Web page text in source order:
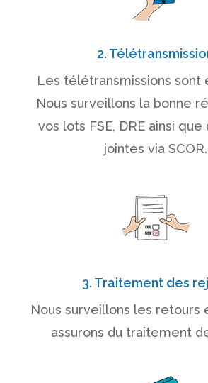
2.
Les télétransmissions sont
Nous surveillons la bonne
vos lots FSE, DRE ainsi
jointes via SCOR.
3. Traitement des
Nous surveillons les retours
assurons du traitement